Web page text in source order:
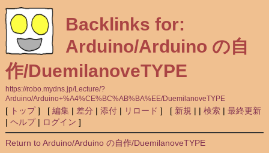
Backlinks for:
Arduino/Arduino の自
作/DuemilanoveTYPE
https://robo.mydns.jp/Lecture/?
Arduino/Arduino+%A4%CE%BC%AB%BA%EE/DuemilanoveTYPE
[ トップ] [ 編集| 差分 | 添付| リロード ] [ 新規 | | 検索| 最終更新
| ヘルプ| ログイン ]
Return to Arduino/Arduino の自作/DuemilanoveTYPE